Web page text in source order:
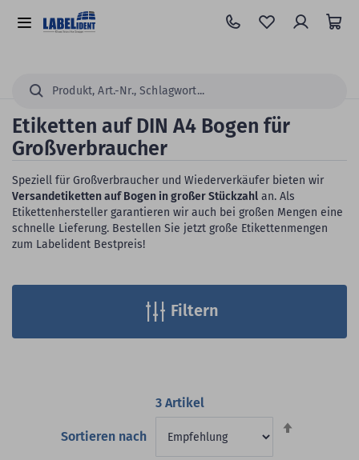
Hauptinhalt
springen
Alle
Suchen...
Etiketten auf DIN A4 Bogen für
Großverbraucher
Speziell für Großverbraucher und Wiederverkäufer bieten wir
Versandetiketten auf Bogen in großer Stückzahl an. Als
Etikettenhersteller garantieren wir auch bei großen Mengen eine
schnelle Lieferung. Bestellen Sie jetzt große Etikettenmengen
zum Labelident Bestpreis!
3Artikel
Sortieren nach
Filtern